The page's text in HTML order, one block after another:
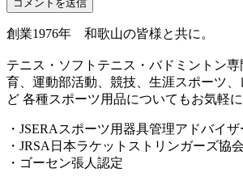
創業1976年 和歌山の皆様と共に。
テニス・ソフトテニス・バドミントン
育、運動部活動、競技、生涯スポーツ
ど 各種スポーツ用品についてもお気軽に
・JSERAスポーツ用器具管理アドバイ
・JRSA日本ラケットストリンガーズ協
・ゴーセン張人認定